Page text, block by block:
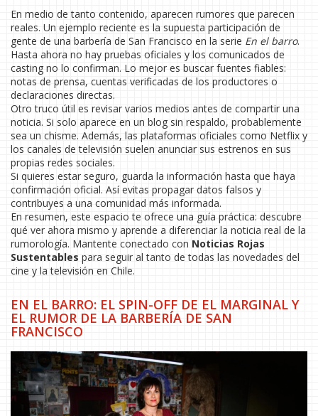
En medio de tanto contenido, aparecen rumores que parecen
reales. Un ejemplo reciente es la supuesta participación de
gente de una barbería de San Francisco en la serie En el barro.
Hasta ahora no hay pruebas oficiales y los comunicados de
casting no lo confirman. Lo mejor es buscar fuentes fiables:
notas de prensa, cuentas verificadas de los productores o
declaraciones directas.
Otro truco útil es revisar varios medios antes de compartir una
noticia. Si solo aparece en un blog sin respaldo, probablemente
sea un chisme. Además, las plataformas oficiales como Netflix y
los canales de televisión suelen anunciar sus estrenos en sus
propias redes sociales.
Si quieres estar seguro, guarda la información hasta que haya
confirmación oficial. Así evitas propagar datos falsos y
contribuyes a una comunidad más informada.
En resumen, este espacio te ofrece una guía práctica: descubre
qué ver ahora mismo y aprende a diferenciar la noticia real de la
rumorología. Mantente conectado con Noticias Rojas
Sustentables para seguir al tanto de todas las novedades del
cine y la televisión en Chile.
EN EL BARRO: EL SPIN-OFF DE EL MARGINAL Y
EL RUMOR DE LA BARBERÍA DE SAN
FRANCISCO